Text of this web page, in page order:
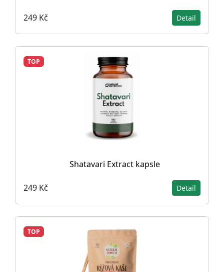
249 Kč Detail
TOP
Shatavari Extract kapsle
249 Kč Detail
TOP